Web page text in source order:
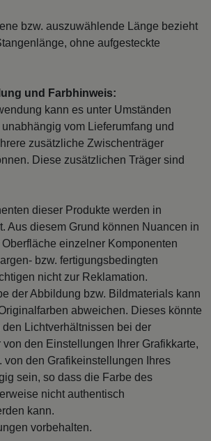
bzw. auszuwählende Länge bezieht
ohne aufgesteckte
und Farbhinweis:
kann es unter Umständen
vom Lieferumfang und
zusätzliche Zwischenträger
Diese zusätzlichen Träger sind
dieser Produkte werden in
Aus diesem Grund können Nuancen in
einzelner Komponenten
bzw. fertigungsbedingten
nicht zur Reklamation.
der Abbildung bzw. Bildmaterials kann
abweichen. Dieses könnte
Lichtverhältnissen bei der
den Einstellungen Ihrer Grafikkarte,
von den Grafikeinstellungen Ihres
sein, so dass die Farbe des
nicht authentisch
kann.
vorbehalten.